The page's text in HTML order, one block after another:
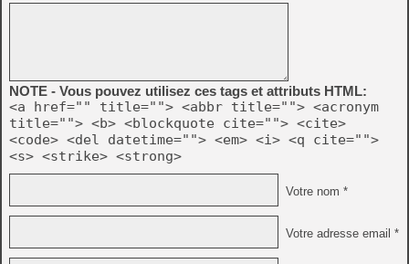
NOTE - Vous pouvez utilisez ces tags et attributs HTML:
<a href="" title=""> <abbr title=""> <acronym
title=""> <b> <blockquote cite=""> <cite>
<code> <del datetime=""> <em> <i> <q cite="">
<s> <strike> <strong>
Votre nom *
Votre adresse email *